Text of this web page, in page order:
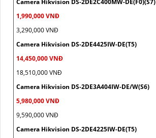
Camera Hikvision DS-2DE2C400MW-DE(F0)(S7)
1,990,000 VNĐ
3,290,000 VNĐ
Camera Hikvision DS-2DE4425IW-DE(T5)
14,450,000 VNĐ
18,510,000 VNĐ
Camera Hikvision DS-2DE3A404IW-DE/W(S6)
5,980,000 VNĐ
9,590,000 VNĐ
Camera Hikvision DS-2DE4225IW-DE(T5)